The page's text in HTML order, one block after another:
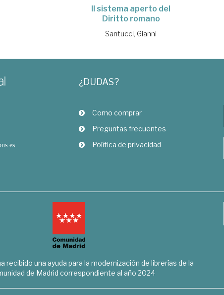
Il sistema aperto del
Diritto romano
Santucci, Gianni
¿DUDAS?
Como comprar
Preguntas frecuentes
Política de privacidad
recibido una ayuda para la modernización de librerías de la
de Madrid correspondiente al año 2024